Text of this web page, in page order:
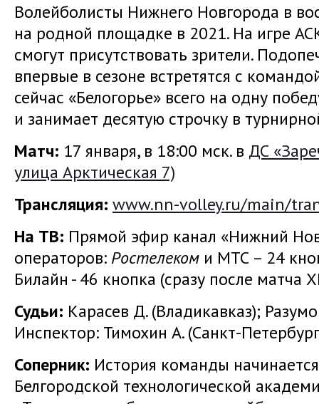
Волейболисты Нижнего Новгорода в
на родной площадке в 2021. На игре
смогут присутствовать зрители.
впервые в сезоне встретятся с
сейчас «Белогорье» всего на одну
и занимает десятую строчку в
Матч: 17 января, в 18:00 мск. в ДС
улица Арктическая 7)
Трансляция: www.nn-volley.ru/main/
На ТВ: Прямой эфир канал «Нижний
операторов: Ростелеком и МТС – 24
Билайн - 46 кнопка (сразу после матча
Судьи: Карасев Д. (Владикавказ);
Инспектор: Тимохин А. (Санкт-
Соперник: История команды
Белгородской технологической